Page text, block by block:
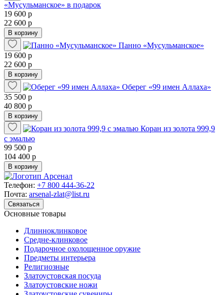
«Мусульманское» в подарок
19 600 р
22 600 р
В корзину
Панно «Мусульманское»
19 600 р
22 600 р
В корзину
Оберег «99 имен Аллаха»
35 500 р
40 800 р
В корзину
Коран из золота 999,9
с эмалью
99 500 р
104 400 р
В корзину
Телефон: +7 800 444-36-22
Почта: arsenal-zlat@list.ru
Связаться
Основные товары
Длинноклинковое
Средне-клинковое
Подарочное охолощенное оружие
Предметы интерьера
Религиозные
Златоустовская посуда
Златоустовские ножи